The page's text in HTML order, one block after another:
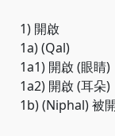
1) 開啟
1a) (Qal)
1a1) 開啟 (眼睛)
1a2) 開啟 (耳朵)
1b) (Niphal) 被